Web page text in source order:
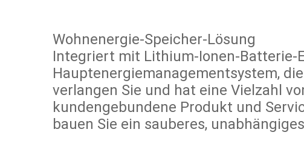
Wohnenergie-Speicher-Lösung
Integriert mit Lithium-Ionen-Batterie-
Hauptenergiemanagementsystem,
verlangen Sie und hat eine Vielzahl
kundengebundene Produkt und
bauen Sie ein sauberes,